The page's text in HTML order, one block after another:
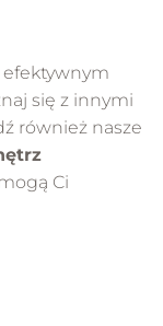
efektywnym
się z innymi
również nasze
Ci